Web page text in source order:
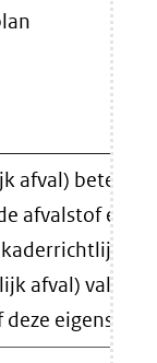
afval)
afvalstof
afval) valt